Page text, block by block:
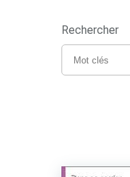
Rechercher